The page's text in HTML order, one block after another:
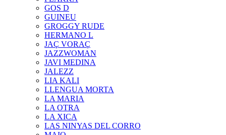
GOS D
GUINEU
GROGGY RUDE
HERMANO L
JAÇ VORAÇ
JAZZWOMAN
JAVI MEDINA
JALEZZ
LIA KALI
LLENGUA MORTA
LA MARIA
LA OTRA
LA XICA
LAS NINYAS DEL CORRO